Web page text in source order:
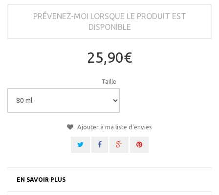
PRÉVENEZ-MOI LORSQUE LE PRODUIT EST
DISPONIBLE
25,90€
Taille
Ajouter à ma liste d'envies
EN SAVOIR PLUS